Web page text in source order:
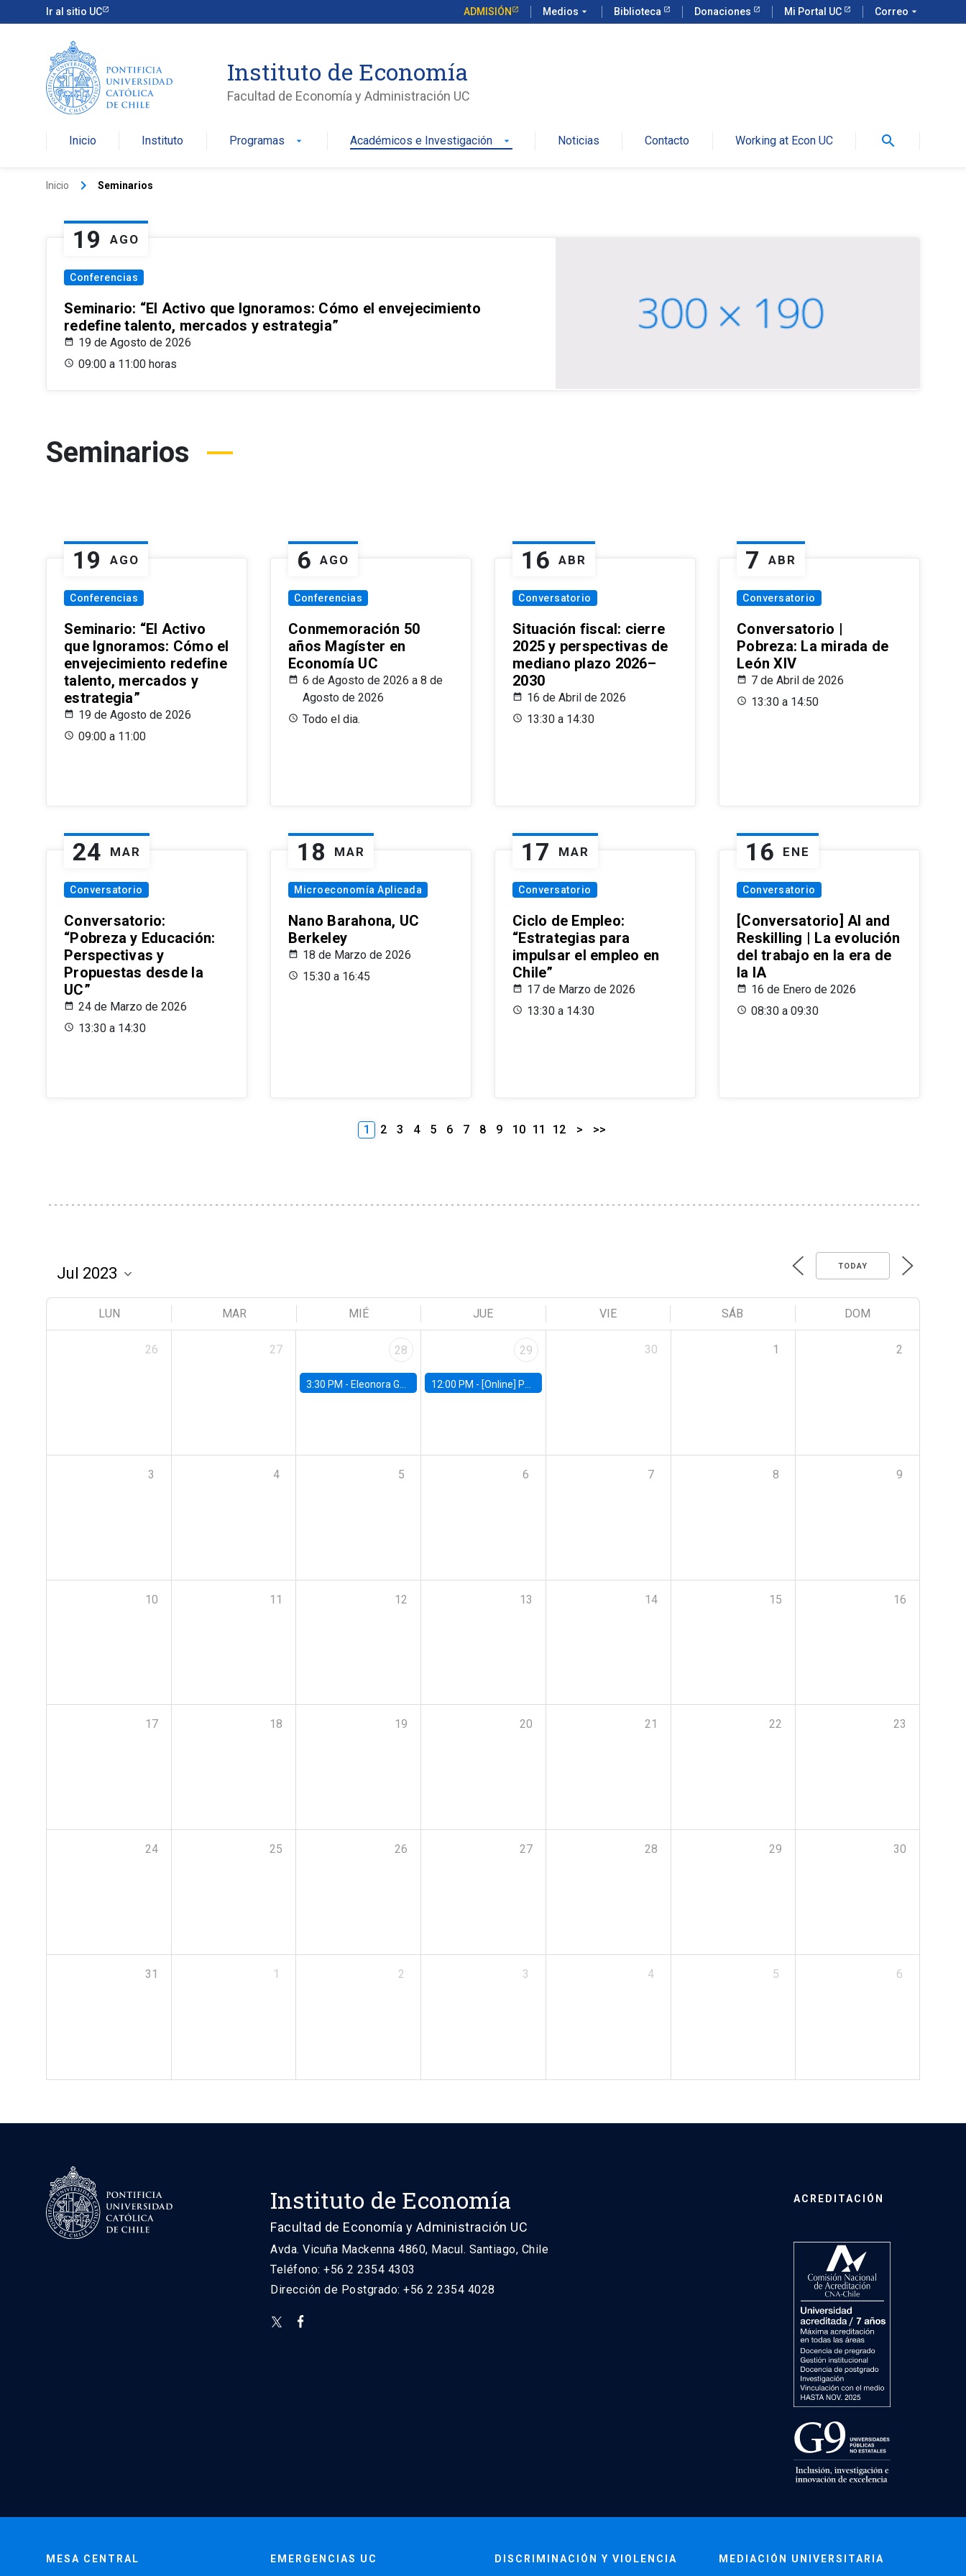
Ir al sitio UC ADMISIÓN Medios arrow_drop_down Biblioteca Donaciones Mi Portal UC Correo arrow_drop_down
Instituto de Economía
Facultad de Economía y Administración UC
Inicio Instituto Programas arrow_drop_down Académicos e Investigación arrow_drop_down Noticias Contacto Working at Econ UC search
Inicio keyboard_arrow_right Seminarios
19 AGO
Conferencias
Seminario: “El Activo que Ignoramos: Cómo el envejecimiento
redefine talento, mercados y estrategia”
19 de Agosto de 2026
09:00 a 11:00 horas
Seminarios
19 AGO
Conferencias
Seminario: “El Activo
que Ignoramos: Cómo el
envejecimiento redefine
talento, mercados y
estrategia”
19 de Agosto de 2026
09:00 a 11:00
6 AGO
Conferencias
Conmemoración 50
años Magíster en
Economía UC
6 de Agosto de 2026 a 8 de
Agosto de 2026
Todo el dia.
16 ABR
Conversatorio
Situación fiscal: cierre
2025 y perspectivas de
mediano plazo 2026–
2030
16 de Abril de 2026
13:30 a 14:30
7 ABR
Conversatorio
Conversatorio |
Pobreza: La mirada de
León XIV
7 de Abril de 2026
13:30 a 14:50
24 MAR
Conversatorio
Conversatorio:
“Pobreza y Educación:
Perspectivas y
Propuestas desde la
UC”
24 de Marzo de 2026
13:30 a 14:30
18 MAR
Microeconomía Aplicada
Nano Barahona, UC
Berkeley
18 de Marzo de 2026
15:30 a 16:45
17 MAR
Conversatorio
Ciclo de Empleo:
“Estrategias para
impulsar el empleo en
Chile”
17 de Marzo de 2026
13:30 a 14:30
16 ENE
Conversatorio
[Conversatorio] AI and
Reskilling | La evolución
del trabajo en la era de
la IA
16 de Enero de 2026
08:30 a 09:30
1 2 3 4 5 6 7 8 9 10 11 12 > >>
TODAY
LUN MAR MIÉ JUE VIE SÁB DOM
26 27 28
3:30 PM - Eleonora Guarnieri, Exeter University
29
12:00 PM - [Online] Pablo Slutzky, University of Maryland
30 1 2
3 4 5 6 7 8 9
10 11 12 13 14 15 16
17 18 19 20 21 22 23
24 25 26 27 28 29 30
31 1 2 3 4 5 6
Instituto de Economía
Facultad de Economía y Administración UC
Avda. Vicuña Mackenna 4860, Macul. Santiago, Chile
Teléfono: +56 2 2354 4303
Dirección de Postgrado: +56 2 2354 4028
ACREDITACIÓN
MESA CENTRAL EMERGENCIAS UC DISCRIMINACIÓN Y VIOLENCIA MEDIACIÓN UNIVERSITARIA